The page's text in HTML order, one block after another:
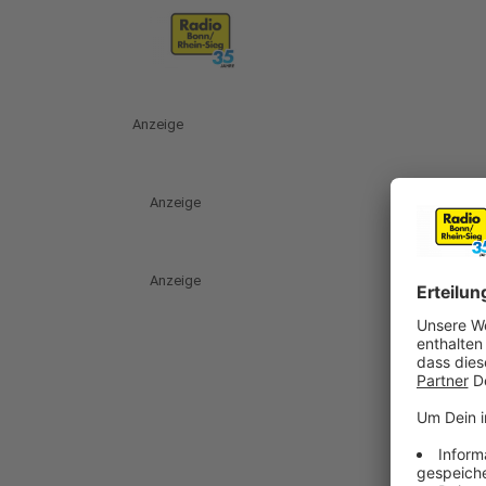
Anzeige
Anzeige
Anzeige